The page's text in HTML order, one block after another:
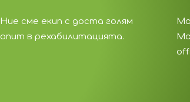
Ние сме екип с доста голям
опит в рехабилитацията.